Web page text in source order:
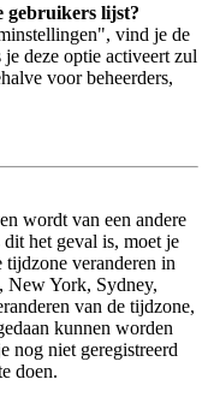
gebruikers lijst?
vind je de
je deze optie activeert zul
voor beheerders,
wordt van een andere
het geval is, moet je
tijdzone veranderen in
New York, Sydney,
van de tijdzone,
kunnen worden
nog niet geregistreerd
doen.